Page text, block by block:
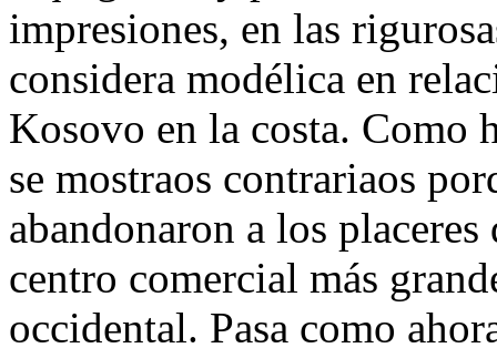
impresiones, en las
considera modélica en
Kosovo en la costa. Como
se mostraos contrariaos
abandonaron a los
centro comercial más
occidental. Pasa como